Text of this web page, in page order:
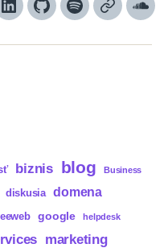
LinkedInGitHubSpotifyApple
biznis blog Business
diskusia domena
google helpdesk
marketing